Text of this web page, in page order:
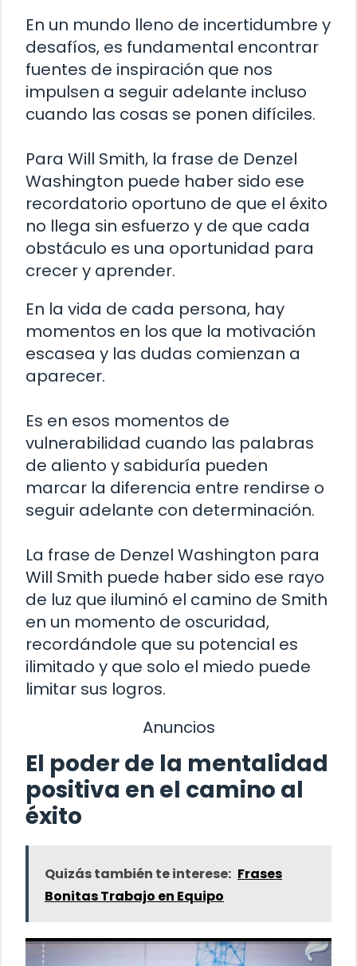
En un mundo lleno de incertidumbre y
desafíos, es fundamental encontrar
fuentes de inspiración que nos
impulsen a seguir adelante incluso
cuando las cosas se ponen difíciles.
Para Will Smith, la frase de Denzel
Washington puede haber sido ese
recordatorio oportuno de que el éxito
no llega sin esfuerzo y de que cada
obstáculo es una oportunidad para
crecer y aprender.
En la vida de cada persona, hay
momentos en los que la motivación
escasea y las dudas comienzan a
aparecer.
Es en esos momentos de
vulnerabilidad cuando las palabras
de aliento y sabiduría pueden
marcar la diferencia entre rendirse o
seguir adelante con determinación.
La frase de Denzel Washington para
Will Smith puede haber sido ese rayo
de luz que iluminó el camino de Smith
en un momento de oscuridad,
recordándole que su potencial es
ilimitado y que solo el miedo puede
limitar sus logros.
Anuncios
El poder de la mentalidad
positiva en el camino al
éxito
Quizás también te interese: Frases
Bonitas Trabajo en Equipo